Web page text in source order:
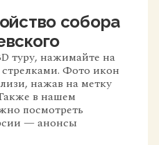
собора
туру, нажимайте на
Фото икон
нажав на метку
в нашем
посмотреть
— анонсы